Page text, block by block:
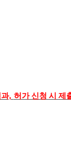
, 허가 신청 시 제